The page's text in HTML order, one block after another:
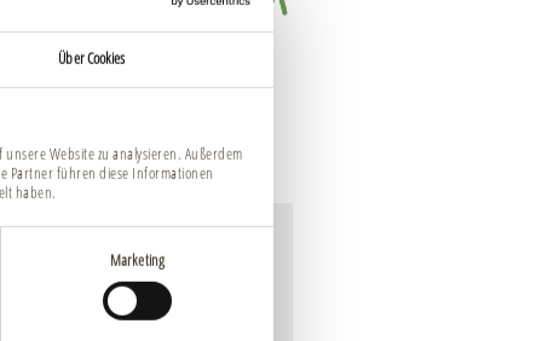
Über Cookies
Website zu analysieren. Außerdem
Partner führen diese Informationen
haben.
Marketing